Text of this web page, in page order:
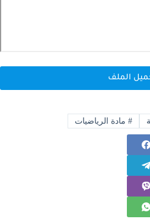
الملف
#مادة الرياضيات